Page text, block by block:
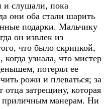
и слушали, пока
они оба стали шарить
подарки. Мальчику
он извлек из
что было скрипкой,
узнала, что мистер
потерял ее
рожи и плеваться; за
отца затрещину, которая
приличным манерам. Ни